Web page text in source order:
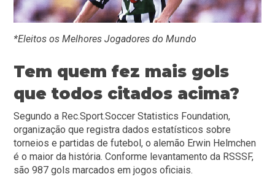
*Eleitos os Melhores Jogadores do Mundo
Tem quem fez mais gols
que todos citados acima?
Segundo a Rec.Sport.Soccer Statistics Foundation,
organização que registra dados estatísticos sobre
torneios e partidas de futebol, o alemão Erwin Helmchen
é o maior da história. Conforme levantamento da RSSSF,
são 987 gols marcados em jogos oficiais.